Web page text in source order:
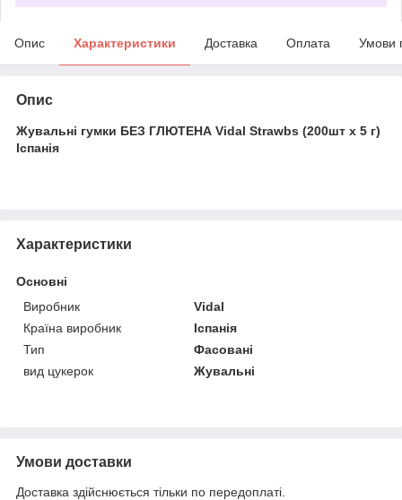
Опис Характеристики Доставка Оплата Умови
Опис
Жувальні гумки БЕЗ ГЛЮТЕНА Vidal Strawbs (200шт х 5 г)
Іспанія
Характеристики
Основні
Виробник
Vidal
Країна виробник
Іспанія
Тип
Фасовані
вид цукерок
Жувальні
Умови доставки
Доставка здійснюється тільки по передоплаті.